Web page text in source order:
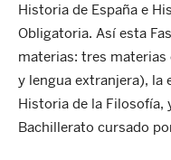
Historia de España e
Obligatoria. Así esta
materias: tres
y lengua extranjera), la
Historia de la Filosofía,
Bachillerato cursado